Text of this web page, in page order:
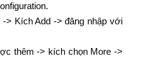
-> Kích Add -> đăng nhập với
thêm -> kích chọn More ->